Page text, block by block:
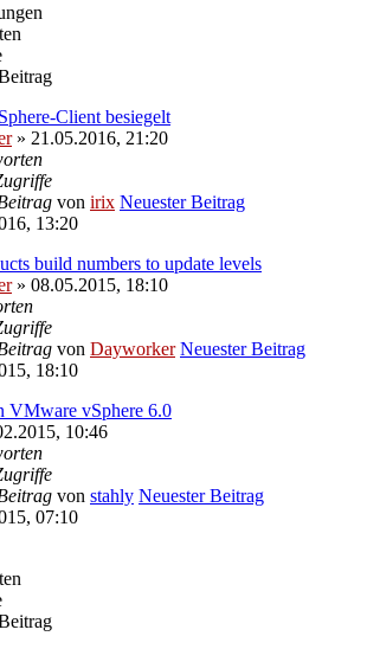
Client besiegelt
» 21.05.2016, 21:20
von irix Neuester Beitrag
13:20
build numbers to update levels
» 08.05.2015, 18:10
von Dayworker Neuester Beitrag
18:10
VMware vSphere 6.0
10:46
von stahly Neuester Beitrag
07:10